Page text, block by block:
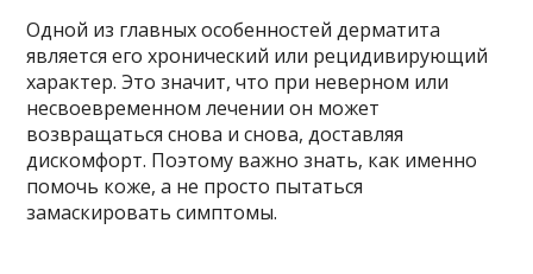
Одной из главных особенностей дерматита
является его хронический или рецидивирующий
характер. Это значит, что при неверном или
несвоевременном лечении он может
возвращаться снова и снова, доставляя
дискомфорт. Поэтому важно знать, как именно
помочь коже, а не просто пытаться
замаскировать симптомы.